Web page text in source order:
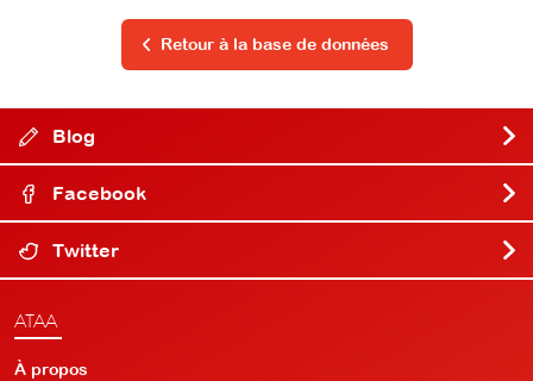
Retour à la base de données
Blog
Facebook
Twitter
ATAA
À propos